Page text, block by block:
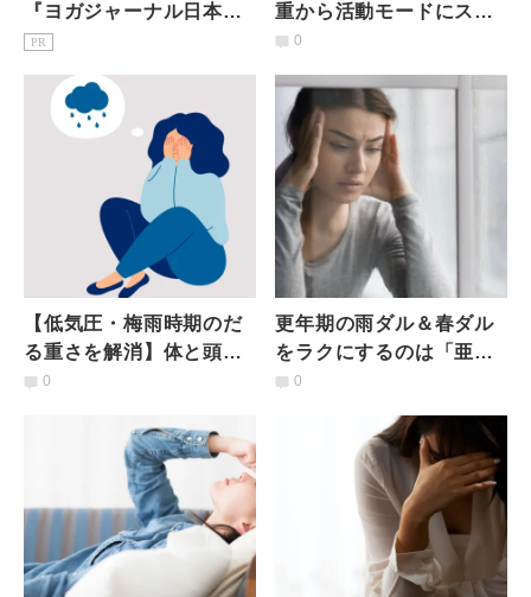
『ヨガジャーナル日本
版』予約購読のご案内
PR
重から活動モードにスイ
ッチを変える呼吸法＆ス
0
【低気圧・梅雨時期のだ
る重さを解消】体と頭が
すっきりする「オススメ
0
更年期の雨ダル＆春ダル
をラクにするのは「亜
鉛・マグネシウム・ビタ
すすめ食材
0